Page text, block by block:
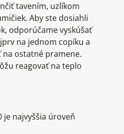
tavením, uzlíkom
Aby ste dosiahli
odporúčame vyskúšať
na jednom copíku a
ostatné pramene.
reagovať na teplo
je najvyššia úroveň